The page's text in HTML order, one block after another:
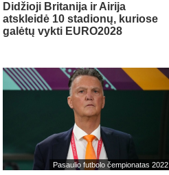
Didžioji Britanija ir Airija
atskleidė 10 stadionų, kuriose
galėtų vykti EURO2028
Pasaulio futbolo čempionatas 2022